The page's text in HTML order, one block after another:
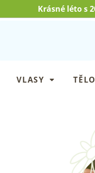
Krásné léto s
VLASY TĚLO